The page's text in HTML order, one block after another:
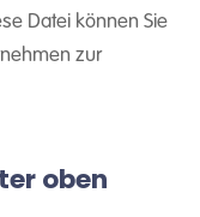
Datei können Sie
zur
oben